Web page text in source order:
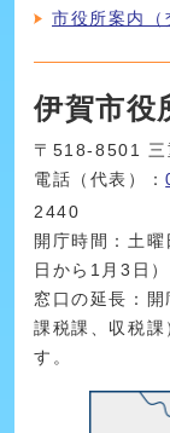
市役所案内（
伊賀市役
〒518-8501 三
電話（代表）：
2440
開庁時間：土
日から1月3日
窓口の延長：開
課税課、収税
す。